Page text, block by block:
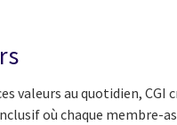
valeurs au quotidien, CGI
où chaque membre-